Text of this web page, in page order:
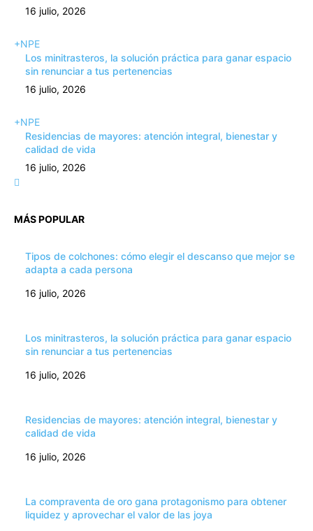
16 julio, 2026
+NPE
Los minitrasteros, la solución práctica para ganar espacio
sin renunciar a tus pertenencias
16 julio, 2026
+NPE
Residencias de mayores: atención integral, bienestar y
calidad de vida
16 julio, 2026
MÁS POPULAR
Tipos de colchones: cómo elegir el descanso que mejor se
adapta a cada persona
16 julio, 2026
Los minitrasteros, la solución práctica para ganar espacio
sin renunciar a tus pertenencias
16 julio, 2026
Residencias de mayores: atención integral, bienestar y
calidad de vida
16 julio, 2026
La compraventa de oro gana protagonismo para obtener
liquidez y aprovechar el valor de las joya